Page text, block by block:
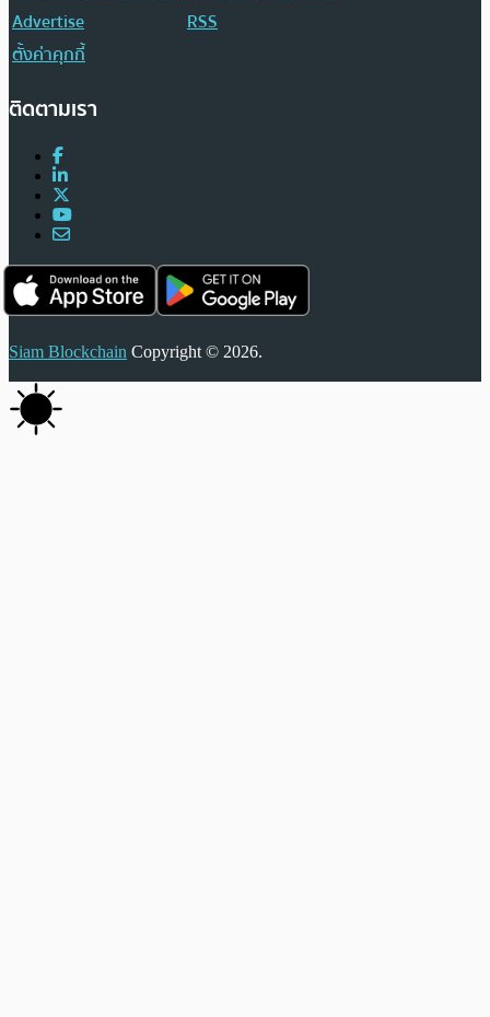
Advertise
RSS
ตั้งค่าคุกกี้
ติดตามเรา
Siam Blockchain Copyright © 2026.